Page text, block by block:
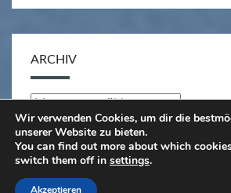
ARCHIV
Archiv
© 2026|Stolz präsentiert von
Wir verwenden Cookies, um dir die
unserer Website zu bieten.
You can find out more about which
switch them off in settings.
Akzeptieren